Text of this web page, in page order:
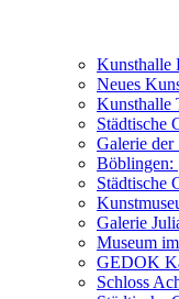
Was
Kunsthalle
Neues
Kunsthalle
Städtische
Galerie
Böblingen:
Städtische
Galerie
Museum
GEDOK
Schloss